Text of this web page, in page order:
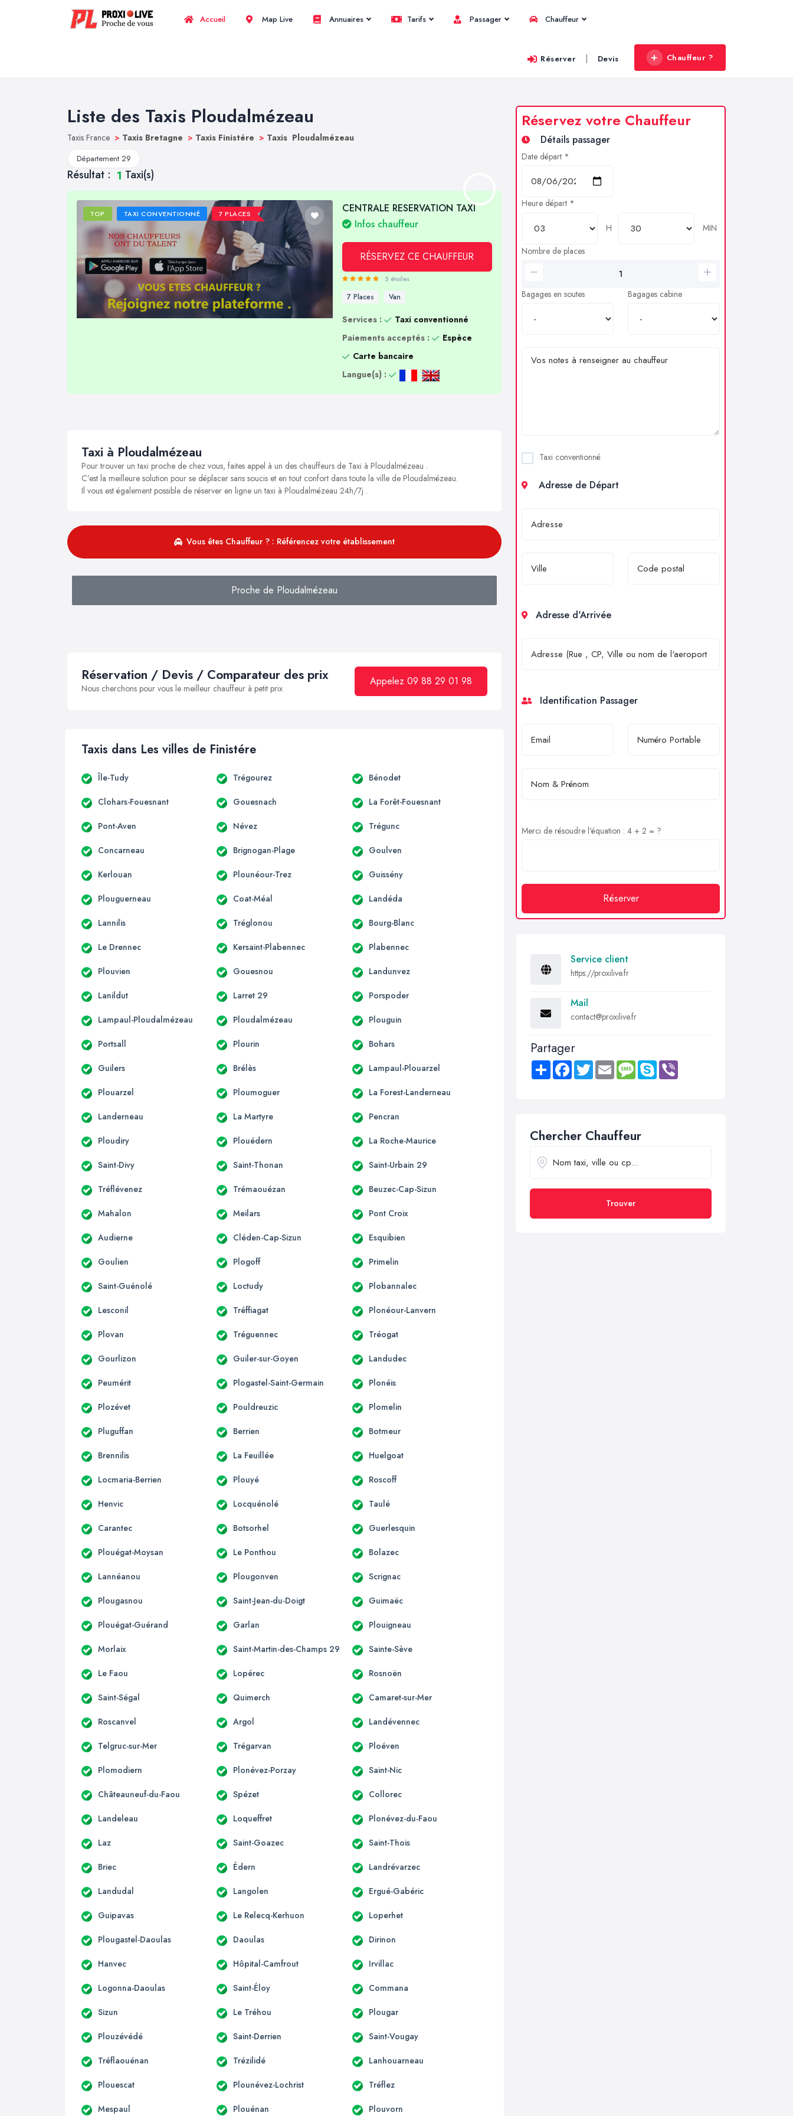
Accueil Map Live Annuaires Tarifs Passager Chauffeur
Réserver | Devis Chauffeur ?
Liste des Taxis Ploudalmézeau
Taxis France > Taxis Bretagne > Taxis Finistére > Taxis Ploudalmézeau
Département 29
Résultat : 1 Taxi(s)
TOP TAXI CONVENTIONNÉ 7 PLACES
CENTRALE RESERVATION TAXI
Infos chauffeur
RÉSERVEZ CE CHAUFFEUR
5 étoiles
7 Places Van
Services :
Taxi conventionné
Paiements acceptés :
Espèce
Carte bancaire
Langue(s) :
Taxi à Ploudalmézeau
Pour trouver un taxi proche de chez vous, faites appel à un des chauffeurs de Taxi à Ploudalmézeau .
C’est la meilleure solution pour se déplacer sans soucis et en tout confort dans toute la ville de Ploudalmézeau.
Il vous est également possible de réserver en ligne un taxi à Ploudalmézeau 24h/7j .
Vous êtes Chauffeur ? : Référencez votre établissement
Proche de Ploudalmézeau
Réservation / Devis / Comparateur des prix
Nous cherchons pour vous le meilleur chauffeur à petit prix
Appelez 09 88 29 01 98
Taxis dans Les villes de Finistére
Île-Tudy Trégourez Bénodet
Clohars-Fouesnant Gouesnach La Forêt-Fouesnant
Pont-Aven Névez Trégunc
Concarneau Brignogan-Plage Goulven
Kerlouan Plounéour-Trez Guissény
Plouguerneau Coat-Méal Landéda
Lannilis Tréglonou Bourg-Blanc
Le Drennec Kersaint-Plabennec Plabennec
Plouvien Gouesnou Landunvez
Lanildut Larret 29 Porspoder
Lampaul-Ploudalmézeau Ploudalmézeau Plouguin
Portsall Plourin Bohars
Guilers Brélès Lampaul-Plouarzel
Plouarzel Ploumoguer La Forest-Landerneau
Landerneau La Martyre Pencran
Ploudiry Plouédern La Roche-Maurice
Saint-Divy Saint-Thonan Saint-Urbain 29
Tréflévenez Trémaouézan Beuzec-Cap-Sizun
Mahalon Meilars Pont Croix
Audierne Cléden-Cap-Sizun Esquibien
Goulien Plogoff Primelin
Saint-Guénolé Loctudy Plobannalec
Lesconil Tréffiagat Plonéour-Lanvern
Plovan Tréguennec Tréogat
Gourlizon Guiler-sur-Goyen Landudec
Peumérit Plogastel-Saint-Germain Plonéis
Plozévet Pouldreuzic Plomelin
Pluguffan Berrien Botmeur
Brennilis La Feuillée Huelgoat
Locmaria-Berrien Plouyé Roscoff
Henvic Locquénolé Taulé
Carantec Botsorhel Guerlesquin
Plouégat-Moysan Le Ponthou Bolazec
Lannéanou Plougonven Scrignac
Plougasnou Saint-Jean-du-Doigt Guimaëc
Plouégat-Guérand Garlan Plouigneau
Morlaix Saint-Martin-des-Champs 29 Sainte-Sève
Le Faou Lopérec Rosnoën
Saint-Ségal Quimerch Camaret-sur-Mer
Roscanvel Argol Landévennec
Telgruc-sur-Mer Trégarvan Ploéven
Plomodiern Plonévez-Porzay Saint-Nic
Châteauneuf-du-Faou Spézet Collorec
Landeleau Loqueffret Plonévez-du-Faou
Laz Saint-Goazec Saint-Thois
Briec Édern Landrévarzec
Landudal Langolen Ergué-Gabéric
Guipavas Le Relecq-Kerhuon Loperhet
Plougastel-Daoulas Daoulas Dirinon
Hanvec Hôpital-Camfrout Irvillac
Logonna-Daoulas Saint-Éloy Commana
Sizun Le Tréhou Plougar
Plouzévédé Saint-Derrien Saint-Vougay
Tréflaouénan Trézilidé Lanhouarneau
Plouescat Plounévez-Lochrist Tréflez
Mespaul Plouénan Plouvorn
Réservez votre Chauffeur
Détails passager
Date départ *
Heure départ *
H
MIN
Nombre de places
Bagages en soutes Bagages cabine
Taxi conventionné
Adresse de Départ
Adresse d'Arrivée
Identification Passager
Merci de résoudre l'équation : 4 + 2 = ?
Réserver
Service client
https://proxilive.fr
Mail
contact@proxilive.fr
Partager
Share FacebookTwitter Email MessageSkype
Chercher Chauffeur
Trouver